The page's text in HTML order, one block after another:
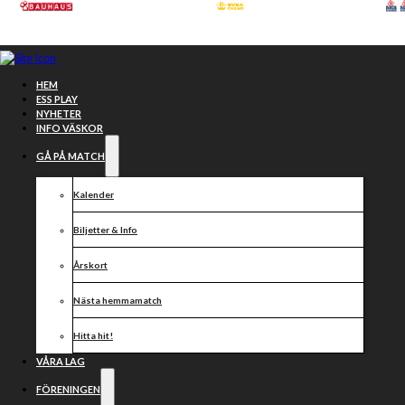
Hoppa till huvudinnehåll
HEM
ESS PLAY
NYHETER
INFO VÄSKOR
GÅ PÅ MATCH
Kalender
Biljetter & Info
Årskort
Nästa hemmamatch
Hitta hit!
VÅRA LAG
FÖRENINGEN
Vargarna –
Indianerna